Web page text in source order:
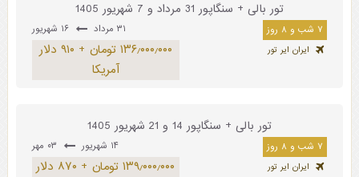
تور بالی + سنگاپور 31 مرداد و 7 شهریور 1405
۷ شب و ۸ روز ۳۱ مرداد ۱۶ شهریور
ایران ایر تور
۱۳۶٫۰۰۰٫۰۰۰ تومان + ۹۱۰ دلار
آمریکا
تور بالی + سنگاپور 14 و 21 شهریور 1405
۷ شب و ۸ روز ۱۴ شهریور
ایران ایر تور
۱۳۹٫۰۰۰٫۰۰۰ تومان + ۸۷۰ دلار